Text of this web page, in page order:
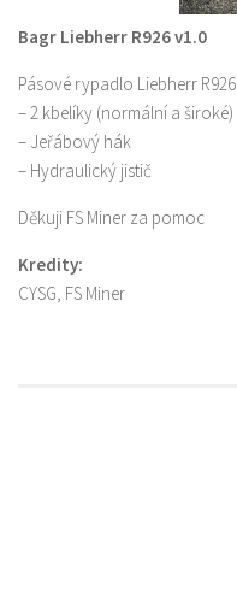
Bagr Liebherr R926 v1.0
Pásové rypadlo Liebherr R926
– 2 kbelíky (normální a široké)
– Jeřábový hák
– Hydraulický jistič
Děkuji FS Miner za pomoc
Kredity:
CYSG, FS Miner